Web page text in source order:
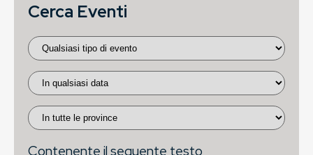
Cerca Eventi
Contenente il seguente testo